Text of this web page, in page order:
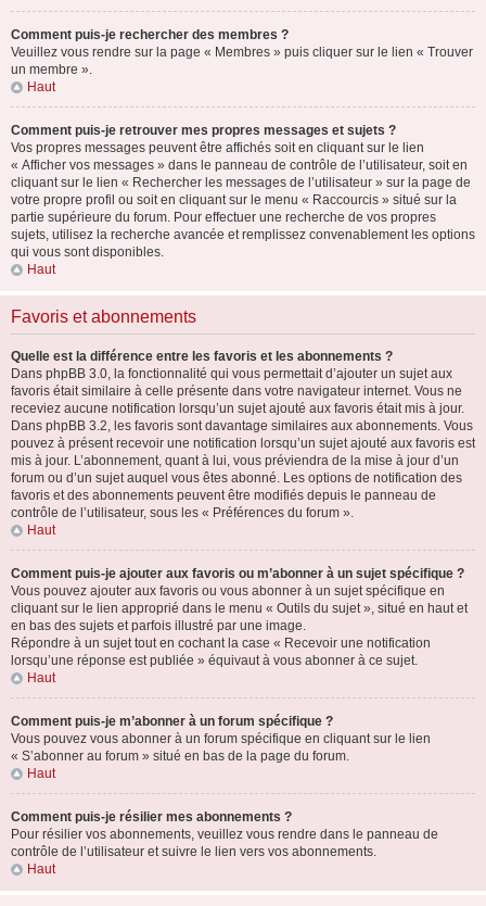
Comment puis-je rechercher des membres ?
Veuillez vous rendre sur la page « Membres » puis cliquer sur le lien « Trouver
un membre ».
Haut
Comment puis-je retrouver mes propres messages et sujets ?
Vos propres messages peuvent être affichés soit en cliquant sur le lien
« Afficher vos messages » dans le panneau de contrôle de l’utilisateur, soit en
cliquant sur le lien « Rechercher les messages de l’utilisateur » sur la page de
votre propre profil ou soit en cliquant sur le menu « Raccourcis » situé sur la
partie supérieure du forum. Pour effectuer une recherche de vos propres
sujets, utilisez la recherche avancée et remplissez convenablement les options
qui vous sont disponibles.
Haut
Favoris et abonnements
Quelle est la différence entre les favoris et les abonnements ?
Dans phpBB 3.0, la fonctionnalité qui vous permettait d’ajouter un sujet aux
favoris était similaire à celle présente dans votre navigateur internet. Vous ne
receviez aucune notification lorsqu’un sujet ajouté aux favoris était mis à jour.
Dans phpBB 3.2, les favoris sont davantage similaires aux abonnements. Vous
pouvez à présent recevoir une notification lorsqu’un sujet ajouté aux favoris est
mis à jour. L’abonnement, quant à lui, vous préviendra de la mise à jour d’un
forum ou d’un sujet auquel vous êtes abonné. Les options de notification des
favoris et des abonnements peuvent être modifiés depuis le panneau de
contrôle de l’utilisateur, sous les « Préférences du forum ».
Haut
Comment puis-je ajouter aux favoris ou m’abonner à un sujet spécifique ?
Vous pouvez ajouter aux favoris ou vous abonner à un sujet spécifique en
cliquant sur le lien approprié dans le menu « Outils du sujet », situé en haut et
en bas des sujets et parfois illustré par une image.
Répondre à un sujet tout en cochant la case « Recevoir une notification
lorsqu’une réponse est publiée » équivaut à vous abonner à ce sujet.
Haut
Comment puis-je m’abonner à un forum spécifique ?
Vous pouvez vous abonner à un forum spécifique en cliquant sur le lien
« S’abonner au forum » situé en bas de la page du forum.
Haut
Comment puis-je résilier mes abonnements ?
Pour résilier vos abonnements, veuillez vous rendre dans le panneau de
contrôle de l’utilisateur et suivre le lien vers vos abonnements.
Haut